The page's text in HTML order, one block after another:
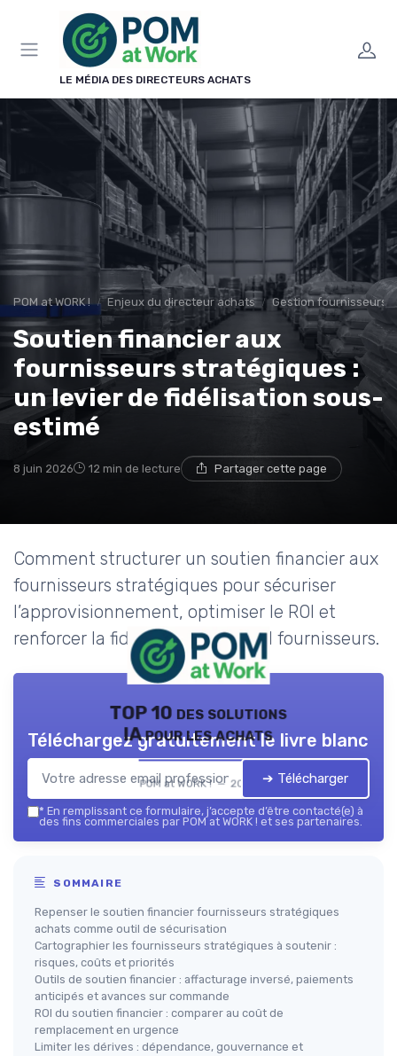
LE MÉDIA DES DIRECTEURS ACHATS
POM at WORK ! Enjeux du directeur achats Gestion fournisseurs
Soutien financier aux
fournisseurs stratégiques :
un levier de fidélisation sous-
estimé
8 juin 2026 12 min de lecture Partager cette page
Comment structurer un soutien financier aux
fournisseurs stratégiques pour sécuriser
l’approvisionnement, optimiser le ROI et
renforcer la fidélisation du panel fournisseurs.
TOP 10 des solutions
IA pour les achats
POM at WORK ! — 2026
Téléchargez gratuitement le livre blanc
➔ Télécharger
* En remplissant ce formulaire, j’accepte d’être contacté(e) à
des fins commerciales par POM at WORK ! et ses partenaires.
SOMMAIRE
Repenser le soutien financier fournisseurs stratégiques
achats comme outil de sécurisation
Cartographier les fournisseurs stratégiques à soutenir :
risques, coûts et priorités
Outils de soutien financier : affacturage inversé, paiements
anticipés et avances sur commande
ROI du soutien financier : comparer au coût de
remplacement en urgence
Limiter les dérives : dépendance, gouvernance et
Panneau de gestion des cookies